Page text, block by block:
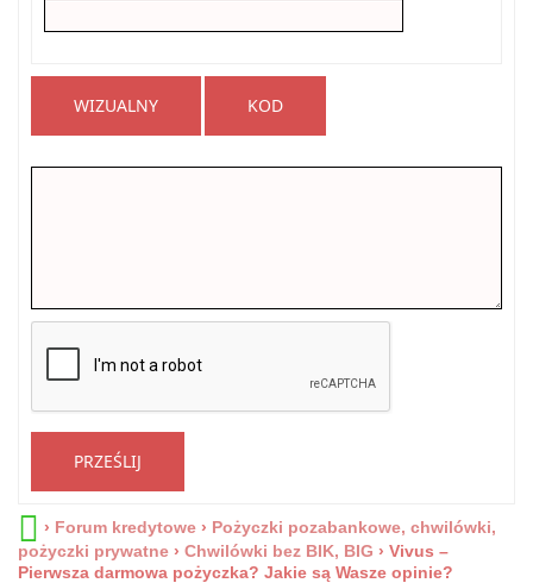
WIZUALNY KOD
PRZEŚLIJ
› Forum kredytowe › Pożyczki pozabankowe, chwilówki,
pożyczki prywatne › Chwilówki bez BIK, BIG › Vivus –
Pierwsza darmowa pożyczka? Jakie są Wasze opinie?